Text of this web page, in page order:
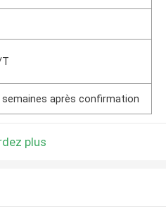
T
semaines après confirmation
plus